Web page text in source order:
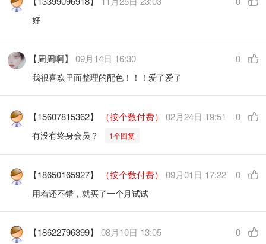
好
【周周啊】09月14日 16:30 0
我很喜欢里面整理的配色！！！爱了爱了
【15607815362】 （按个数付费） 02月24日 19:51 0
有没有终身会员？ 1个回复
【18650165927】 （按个数付费） 09月01日 17:22 0
用着还不错，就买了一个月试试
【18622796399】08月10日 13:05 0